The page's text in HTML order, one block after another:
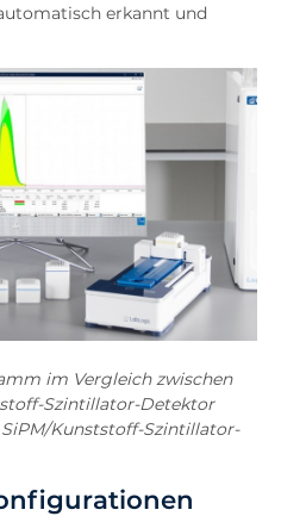
erkannt und
im Vergleich zwischen
Szintillator-Detektor
Kunststoff-Szintillator-